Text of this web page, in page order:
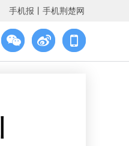
手机报 手机荆楚网